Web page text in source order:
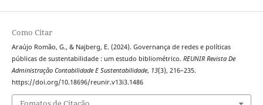
Como Citar
Araújo Romão, G., & Najberg, E. (2024). Governança de redes e políticas
públicas de sustentabilidade : um estudo bibliométrico. REUNIR Revista De
Administração Contabilidade E Sustentabilidade, 13(3), 216–235.
https://doi.org/10.18696/reunir.v13i3.1486